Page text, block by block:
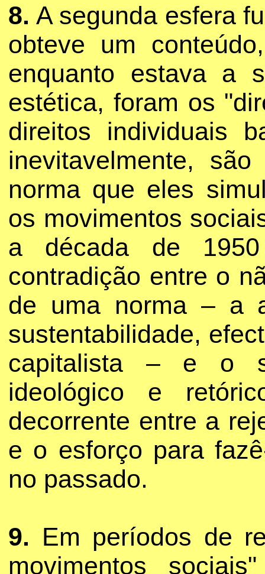
8. A segunda esfera
obteve um
enquanto estava a
estética, foram os
direitos individuais
inevitavelmente,
norma que eles
os movimentos
a década de
contradição entre o
de uma norma – a
sustentabilidade,
capitalista – e o
ideológico e
decorrente entre a
e o esforço para
no passado.
9. Em períodos de
movimentos